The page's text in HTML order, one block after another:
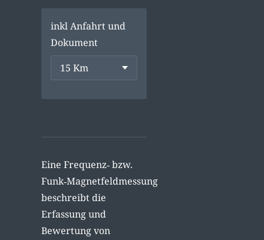
inkl Anfahrt und
Dokument
Eine Frequenz‑ bzw.
Funk‑Magnetfeldmessung
beschreibt die
Erfassung und
Bewertung von